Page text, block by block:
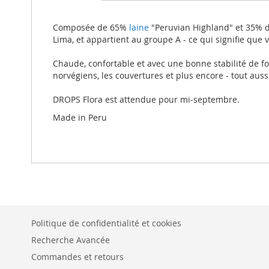
images
Composée de 65% laine "Peruvian Highland" et 35%
Lima, et appartient au groupe A - ce qui signifie que
Chaude, confortable et avec une bonne stabilité de
norvégiens, les couvertures et plus encore - tout
DROPS Flora est attendue pour mi-septembre.
Made in Peru
Politique de confidentialité et cookies
Recherche Avancée
Commandes et retours